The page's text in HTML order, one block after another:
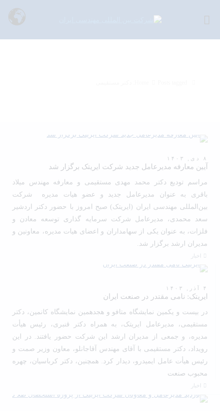
۸ دی, ۱۴۰۳
آیین معارفه مدیرعامل جدید شرکت ایریتک برگزار شد
مراسم تودیع دکتر محمد مهدی مستقیمی و معارفه مهندس میلاد
باقری به عنوان مدیرعامل جدید و عضو هیات مدیره شرکت
بین‌المللی مهندسی ایران (ایریتک) صبح امروز با حضور دکتر اردشیر
سعد محمدی، مدیرعامل شرکت سرمایه گذاری توسعه معادن و
فلزات، به عنوان یکی از سهامداران و اعضای هیات مدیره، معاونین و
مدیران ارشد برگزار شد.
اخبار
۴ آذر, ۱۴۰۳
ایریتک: نامی مقتدر در صنعت ایران
در بیست و یکمین نمایشگاه متافو و هجدهمین نمایشگاه کانمین، دکتر
مستقیمی، مدیرعامل ایریتک، به همراه دکتر قنبری، رئیس هیأت
مدیره، و جمعی از مدیران ارشد این شرکت حضور یافتند. در این
رویداد، دکتر مستقیمی با آقای مهندس آقاجانلو، معاون وزیر صمت و
رئیس هیأت عامل ایمیدرو، دیدار کرد. همچنین، دکتر کرباسیان، چهره
محبوب صنعت
اخبار